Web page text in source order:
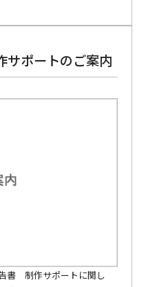
ポートのご案内
書 制作サポートに関し